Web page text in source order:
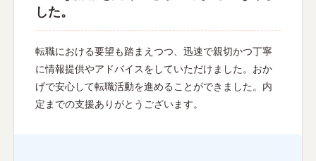
した。
転職における要望も踏まえつつ、迅速で親切かつ丁寧
に情報提供やアドバイスをしていただけました。おか
げで安心して転職活動を進めることができました。内
定までの支援ありがとうございます。